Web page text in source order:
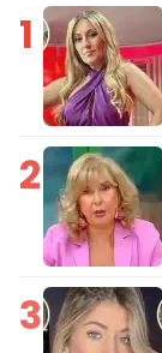
1
2
3